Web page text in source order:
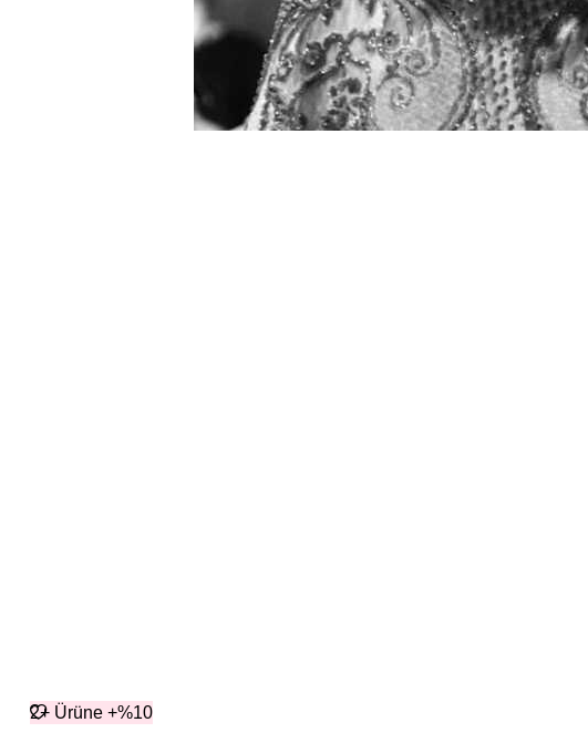
2+ Ürüne +%10